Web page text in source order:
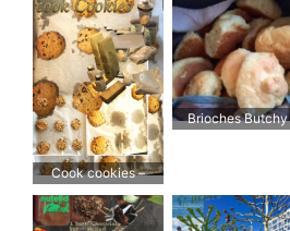
Cook cookies –
Cuisinez des cookies
Brioches Butchy